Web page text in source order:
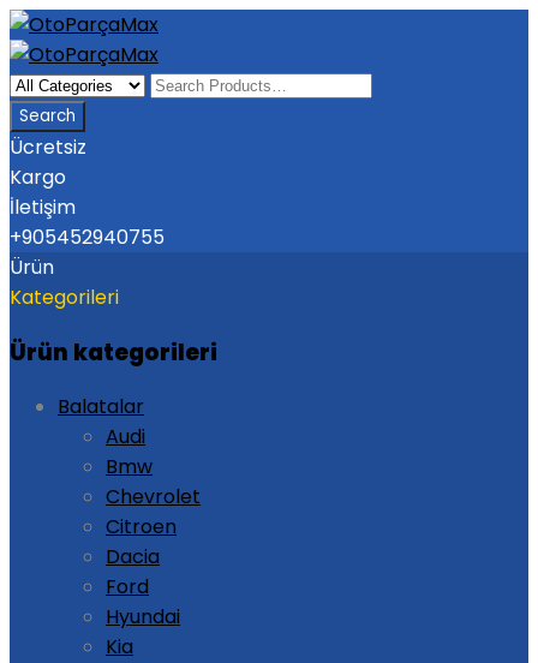
Ücretsiz
Kargo
İletişim
+905452940755
Ürün
Kategorileri
Ürün kategorileri
Balatalar
Audi
Bmw
Chevrolet
Citroen
Dacia
Ford
Hyundai
Kia